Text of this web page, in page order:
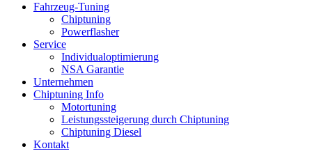
Fahrzeug-Tuning
Chiptuning
Powerflasher
Service
Individualoptimierung
NSA Garantie
Unternehmen
Chiptuning Info
Motortuning
Leistungssteigerung durch Chiptuning
Chiptuning Diesel
Kontakt